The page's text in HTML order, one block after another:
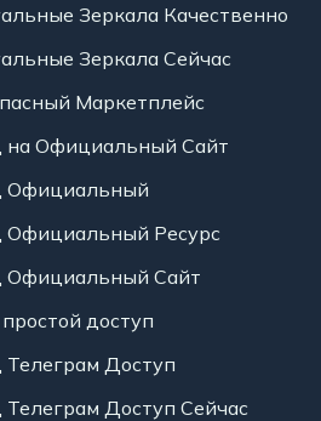
Зеркала Качественно
Зеркала Сейчас
Маркетплейс
на Официальный Сайт
Официальный
Официальный Ресурс
Официальный Сайт
доступ
Телеграм Доступ
Доступ Сейчас